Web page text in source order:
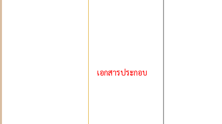
เอกสารประกอบ